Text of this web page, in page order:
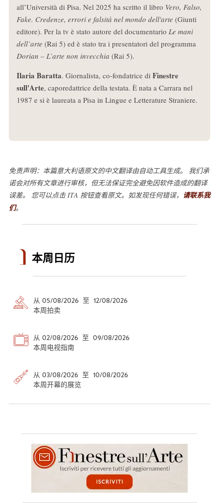
all’Università di Pisa. Nel 2025 ha scritto il libro Vero, Falso,
Fake. Credenze, errori e falsità nel mondo dell'arte (Giunti
editore). Per la tv è stato autore del documentario Le mani
dell’arte (Rai 5) ed è stato tra i presentatori del programma
Dorian – L’arte non invecchia (Rai 5).
Ilaria Baratta. Giornalista, co-fondatrice di Finestre
sull'Arte, caporedattrice della testata. È nata a Carrara nel
1987 e si è laureata a Pisa in Lingue e Letterature Straniere.
免责声明：本篇意大利语原文的中文翻译由自动工具生成。 我们承
诺会对所有文章进行审核，但无法保证完全避免因软件造成的翻译
误差。 您可以点击 ITA 按钮查看原文。如发现任何错误， 请联系我
们。
本周日历
从 05/08/2026 至 12/08/2026
本周拍卖
从 02/08/2026 至 09/08/2026
本周电视指南
从 03/08/2026 至 10/08/2026
本周开幕的展览